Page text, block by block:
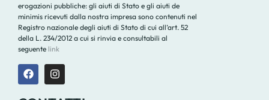
erogazioni pubbliche: gli aiuti di Stato e gli aiuti de
minimis ricevuti dalla nostra impresa sono contenuti nel
Registro nazionale degli aiuti di Stato di cui all’art. 52
della L. 234/2012 a cui si rinvia e consultabili al
seguente link